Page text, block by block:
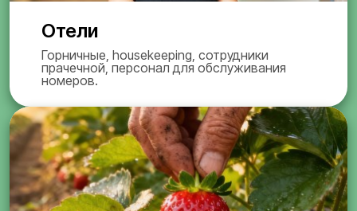
Отели
Горничные, housekeeping, сотрудники
прачечной, персонал для обслуживания
номеров.